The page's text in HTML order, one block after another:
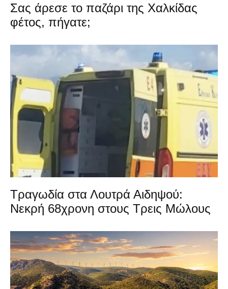
Σας άρεσε το παζάρι της Χαλκίδας
φέτος, πήγατε;
Τραγωδία στα Λουτρά Αιδηψού:
Νεκρή 68χρονη στους Τρεις Μώλους